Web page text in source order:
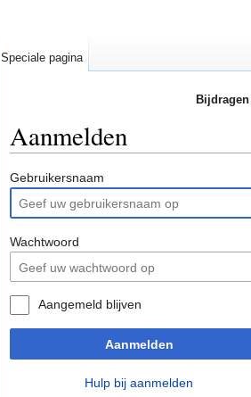
Aanmelden
Gebruikersnaam
Wachtwoord
Aangemeld blijven
Aanmelden
Hulp bij aanmelden
Speciale pagina